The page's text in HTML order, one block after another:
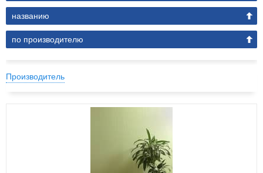
названию
по производителю
Производитель